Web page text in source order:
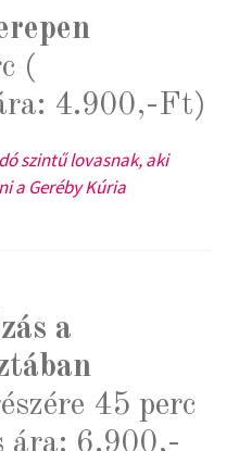
(
4.900,-Ft)
szintű lovasnak, aki
a Geréby Kúria
a
45 perc
ára: 6.900,-